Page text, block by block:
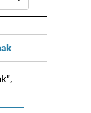
cookie-
hori